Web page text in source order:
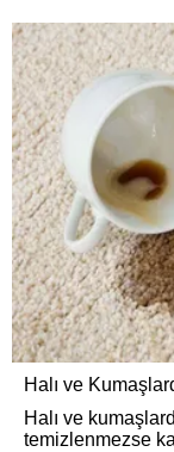
Halı ve
Halı ve
temizlenmezse